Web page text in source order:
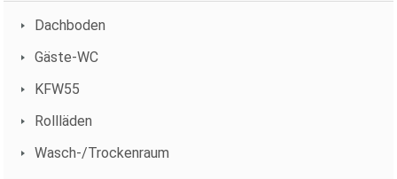
Dachboden
Gäste-WC
KFW55
Rollläden
Wasch-/Trockenraum